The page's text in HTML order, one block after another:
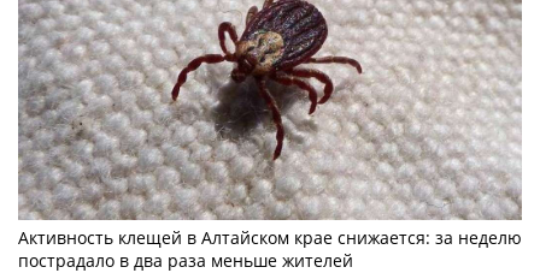
Активность клещей в Алтайском крае снижается: за неделю
пострадало в два раза меньше жителей